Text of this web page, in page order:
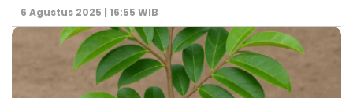
6 Agustus 2025 | 16:55 WIB